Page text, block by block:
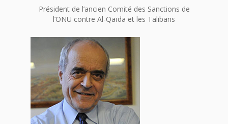
Président de l’ancien Comité des Sanctions de
l’ONU contre Al-Qaïda et les Talibans